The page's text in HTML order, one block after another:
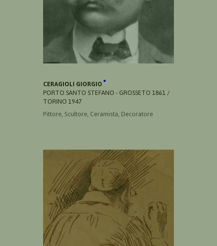
CERAGIOLI GIORGIO
PORTO SANTO STEFANO - GROSSETO 1861 /
TORINO 1947
Pittore, Scultore, Ceramista, Decoratore